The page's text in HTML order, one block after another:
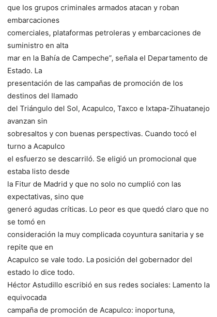
que los grupos criminales armados atacan y roban
embarcaciones
comerciales, plataformas petroleras y embarcaciones de
suministro en alta
mar en la Bahía de Campeche”, señala el Departamento de
Estado. La
presentación de las campañas de promoción de los
destinos del llamado
del Triángulo del Sol, Acapulco, Taxco e Ixtapa-Zihuatanejo
avanzan sin
sobresaltos y con buenas perspectivas. Cuando tocó el
turno a Acapulco
el esfuerzo se descarriló. Se eligió un promocional que
estaba listo desde
la Fitur de Madrid y que no solo no cumplió con las
expectativas, sino que
generó agudas críticas. Lo peor es que quedó claro que no
se tomó en
consideración la muy complicada coyuntura sanitaria y se
repite que en
Acapulco se vale todo. La posición del gobernador del
estado lo dice todo.
Héctor Astudillo escribió en sus redes sociales: Lamento la
equivocada
campaña de promoción de Acapulco: inoportuna,